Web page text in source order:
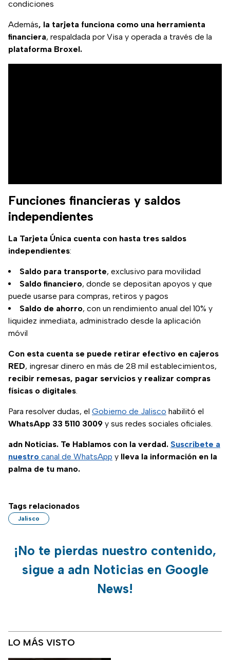
condiciones
Además, la tarjeta funciona como una herramienta
financiera, respaldada por Visa y operada a través de la
plataforma Broxel.
Funciones financieras y saldos
independientes
La Tarjeta Única cuenta con hasta tres saldos
independientes:
Saldo para transporte, exclusivo para movilidad
Saldo financiero, donde se depositan apoyos y que
puede usarse para compras, retiros y pagos
Saldo de ahorro, con un rendimiento anual del 10% y
liquidez inmediata, administrado desde la aplicación
móvil
Con esta cuenta se puede retirar efectivo en cajeros
RED, ingresar dinero en más de 28 mil establecimientos,
recibir remesas, pagar servicios y realizar compras
físicas o digitales.
Para resolver dudas, el Gobierno de Jalisco habilitó el
WhatsApp 33 5110 3009 y sus redes sociales oficiales.
adn Noticias. Te Hablamos con la verdad. Suscríbete a
nuestro canal de WhatsApp y lleva la información en la
palma de tu mano.
Tags relacionados
Jalisco
¡No te pierdas nuestro contenido,
sigue a adn Noticias en Google
News!
LO MÁS VISTO